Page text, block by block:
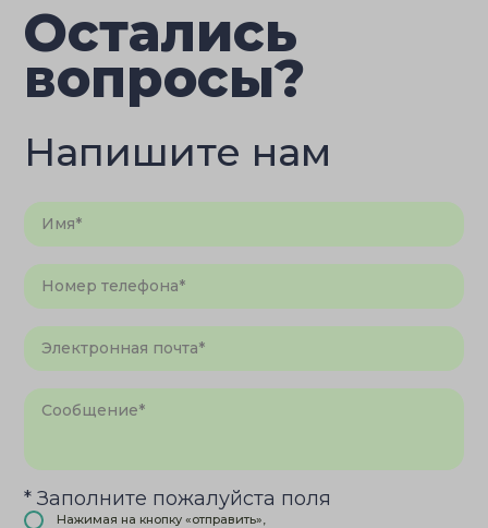
Остались
вопросы?
Напишите нам
* Заполните пожалуйста поля
Нажимая на кнопку «отправить»,